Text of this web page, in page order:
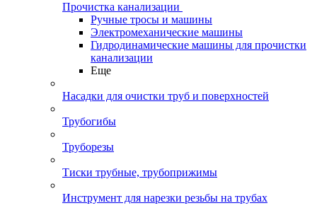
Прочистка канализации
Ручные тросы и машины
Электромеханические машины
Гидродинамические машины для прочистки
канализации
Еще
Насадки для очистки труб и поверхностей
Трубогибы
Труборезы
Тиски трубные, трубоприжимы
Инструмент для нарезки резьбы на трубах